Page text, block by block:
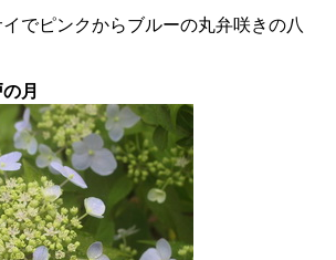
でピンクからブルーの丸弁咲きの八
月